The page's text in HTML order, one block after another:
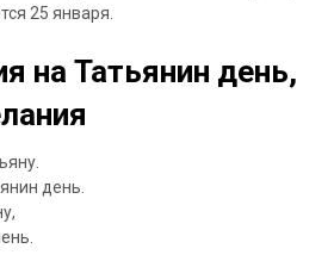
25 января.
на Татьянин день,
день.